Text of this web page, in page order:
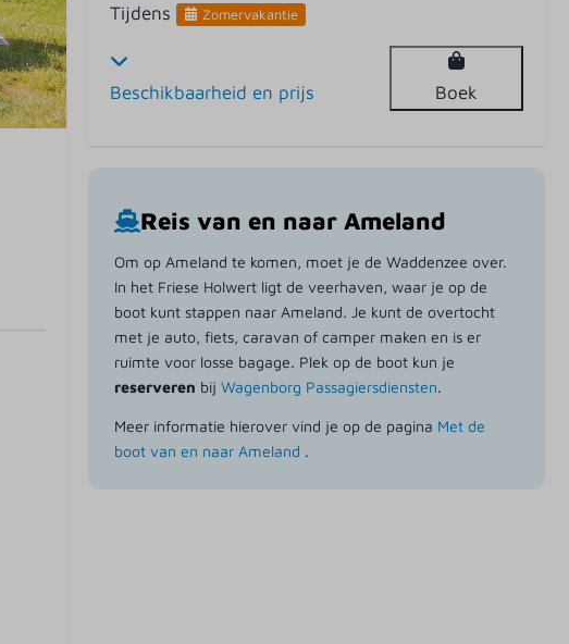
Tijdens Zomervakantie
Beschikbaarheid en prijs Boek
Reis van en naar Ameland
Om op Ameland te komen, moet je de Waddenzee over.
In het Friese Holwert ligt de veerhaven, waar je op de
boot kunt stappen naar Ameland. Je kunt de overtocht
met je auto, fiets, caravan of camper maken en is er
ruimte voor losse bagage. Plek op de boot kun je
reserveren bij Wagenborg Passagiersdiensten.
Meer informatie hierover vind je op de pagina Met de
boot van en naar Ameland .